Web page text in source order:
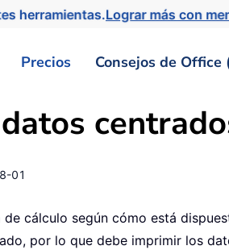
herramientas.Lograr más con
Precios Consejos de Office
01
cálculo según cómo está
por lo que debe imprimir los